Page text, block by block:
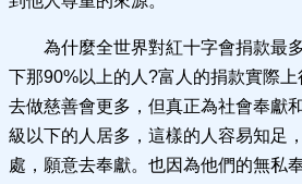
為什麼全世界對紅十字會捐款最
下那90%以上的人?富人的捐款實際
去做慈善會更多，但真正為社會奉獻
級以下的人居多，這樣的人容易知足
處，願意去奉獻。也因為他們的無私